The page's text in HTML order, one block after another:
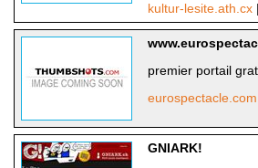
kultur-lesite.ath.cx
premier portail
GNIARK!